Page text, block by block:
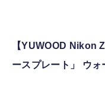
【YUWOOD Nikon
ースプレート」 ウォ